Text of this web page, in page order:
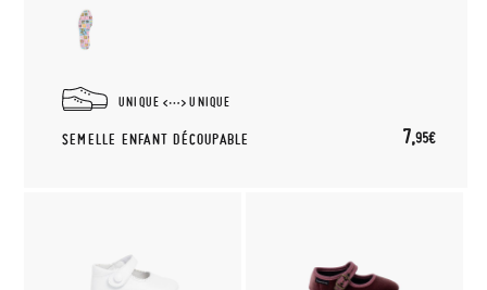
UNIQUE UNIQUE
SEMELLE ENFANT DÉCOUPABLE 7,95€